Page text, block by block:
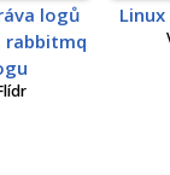
logů
rabbitmq